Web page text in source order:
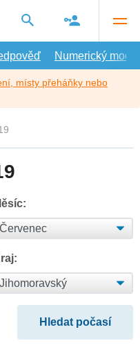
Numerický model
místy přeháňky nebo